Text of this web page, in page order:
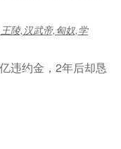
陵,汉武帝,匈奴,学